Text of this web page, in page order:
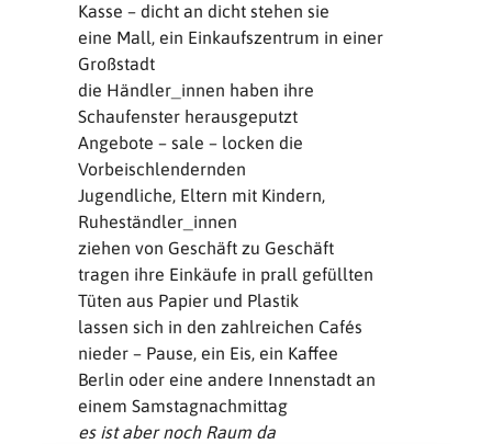
Kasse – dicht an dicht stehen sie
eine Mall, ein Einkaufszentrum in einer
Großstadt
die Händler_innen haben ihre
Schaufenster herausgeputzt
Angebote – sale – locken die
Vorbeischlendernden
Jugendliche, Eltern mit Kindern,
Ruheständler_innen
ziehen von Geschäft zu Geschäft
tragen ihre Einkäufe in prall gefüllten
Tüten aus Papier und Plastik
lassen sich in den zahlreichen Cafés
nieder – Pause, ein Eis, ein Kaffee
Berlin oder eine andere Innenstadt an
einem Samstagnachmittag
es ist aber noch Raum da